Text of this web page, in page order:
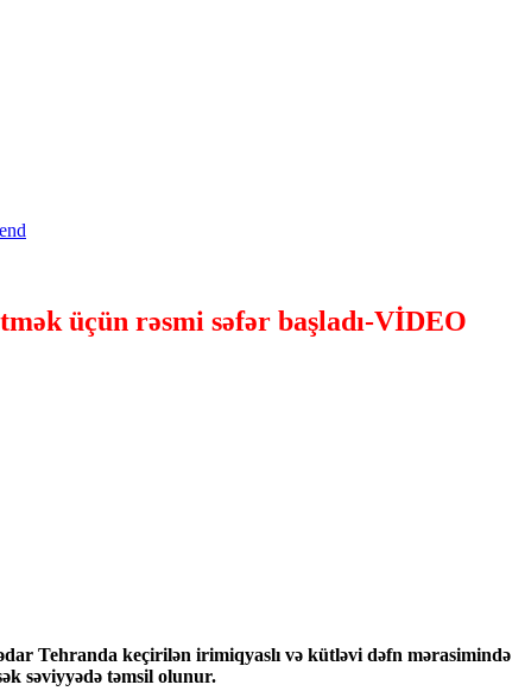
üçün rəsmi səfər başladı-VİDEO
Tehranda keçirilən irimiqyaslı və kütləvi dəfn mərasimində
səviyyədə təmsil olunur.